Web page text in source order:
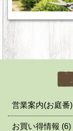
営業案内(お庭番)
お買い得情報 (6)